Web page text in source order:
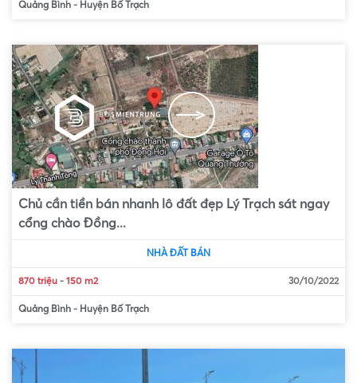
Quảng Bình - Huyện Bố Trạch
Chủ cần tiền bán nhanh lô đất đẹp Lý Trạch sát ngay
cổng chào Đồng...
NHÀ ĐẤT BÁN
870 triệu - 150 m2 30/10/2022
Quảng Bình - Huyện Bố Trạch